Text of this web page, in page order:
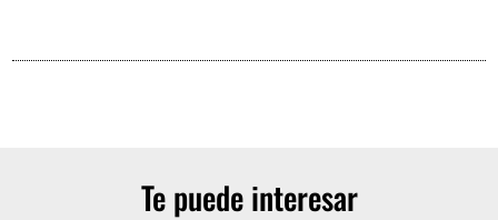
Te puede interesar